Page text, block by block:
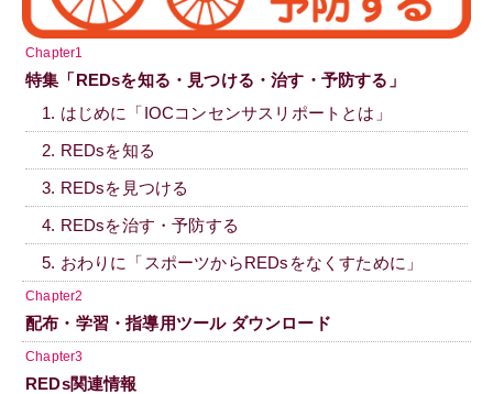
Chapter1
特集「REDsを知る・見つける・治す・予防する」
1. はじめに「IOCコンセンサスリポートとは」
2. REDsを知る
3. REDsを見つける
4. REDsを治す・予防する
5. おわりに「スポーツからREDsをなくすために」
Chapter2
配布・学習・指導用ツール ダウンロード
Chapter3
REDs関連情報